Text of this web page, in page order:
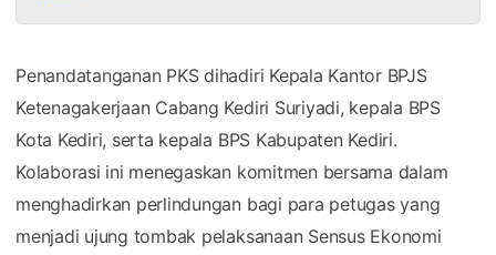
Penandatanganan PKS dihadiri Kepala Kantor BPJS
Ketenagakerjaan Cabang Kediri Suriyadi, kepala BPS
Kota Kediri, serta kepala BPS Kabupaten Kediri.
Kolaborasi ini menegaskan komitmen bersama dalam
menghadirkan perlindungan bagi para petugas yang
menjadi ujung tombak pelaksanaan Sensus Ekonomi